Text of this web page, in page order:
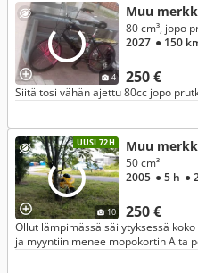
4
Muu
250 €
80 cm³, jopo
2027 ● 150
Siitä tosi vähän ajettu 80cc jopo
UUSI 72H
10
Muu
250 €
50 cm³
2005 ● 5 h ●
Ollut lämpimässä säilytyksessä
ja myyntiin menee mopokortin Alta